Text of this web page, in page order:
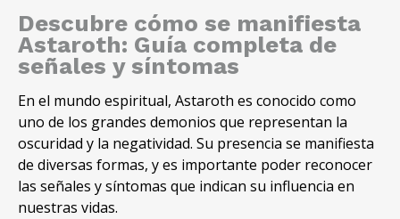
Descubre cómo se manifiesta
Astaroth: Guía completa de
señales y síntomas
En el mundo espiritual, Astaroth es conocido como
uno de los grandes demonios que representan la
oscuridad y la negatividad. Su presencia se manifiesta
de diversas formas, y es importante poder reconocer
las señales y síntomas que indican su influencia en
nuestras vidas.